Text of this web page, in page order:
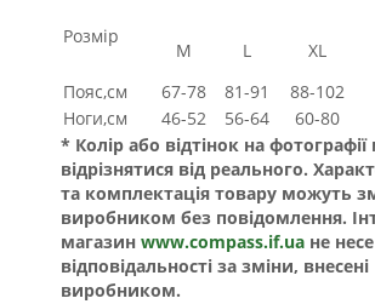
Розмір
M L
XL
Пояс,см
67-78 81-91
88-102
Ноги,см
46-52 56-64
60-80
* Колір або відтінок на
відрізнятися від реального.
та комплектація товару можуть
виробником без повідомлення.
магазин www.compass.if.ua не несе
відповідальності за зміни, внесені
виробником.